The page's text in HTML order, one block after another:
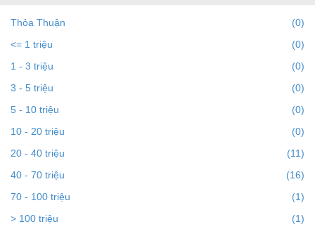
Estella theo địa điểm, giá, diện tích, số phòng ngủ và
hướng để tìm ra BĐS mong muốn. Ngoài ra với tính năng
gợi ý những batdongsan liền kề cùng mức giá giúp bạn dễ
dàng tìm ra chính chủ của BĐS.
nhất và phù hợp với nhu cầu, bạn hãy truy cập vào
bds68.com.vn. Nếu bạn có bất động sản muốn cho thuê,
bạn có thể
trên bds68
để tiếp cận với hàng ngàn người mỗi ngày.
Thỏa Thuận
(0)
<= 1 triệu
(0)
1 - 3 triệu
(0)
3 - 5 triệu
(0)
5 - 10 triệu
(0)
10 - 20 triệu
(0)
20 - 40 triệu
(11)
40 - 70 triệu
(16)
70 - 100 triệu
(1)
> 100 triệu
(1)